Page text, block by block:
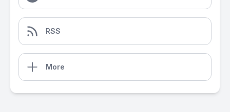
RSS
More